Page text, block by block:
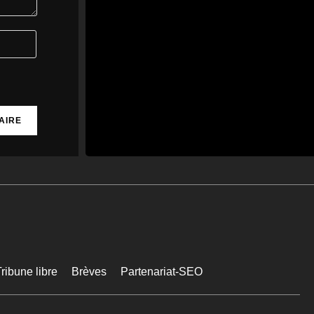
0 0 Twitter
étape en se constituant en
libre Brèves Partenariat-SEO